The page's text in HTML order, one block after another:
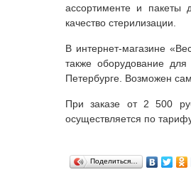
ассортименте и
качество стерилизации.
В интернет-магазине
также оборудование
Петербурге. Возможен
При заказе от 2 500
осуществляется по
Поделиться…